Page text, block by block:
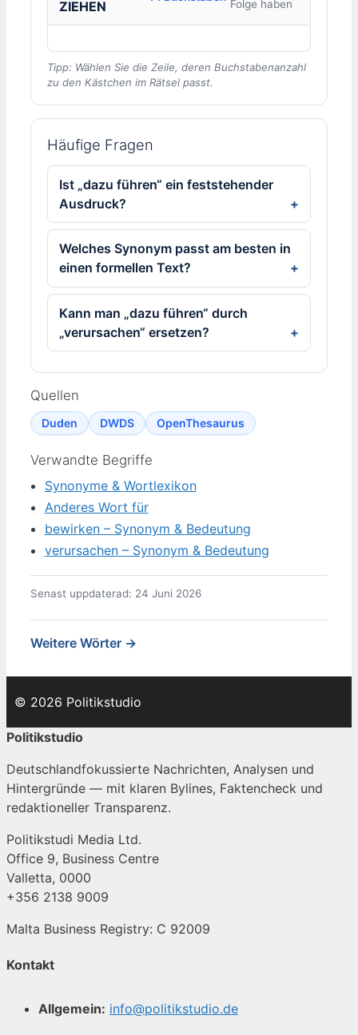
ZIEHEN Folge haben
Tipp: Wählen Sie die Zeile, deren Buchstabenanzahl
zu den Kästchen im Rätsel passt.
Häufige Fragen
Ist „dazu führen“ ein feststehender
Ausdruck?
Welches Synonym passt am besten in
einen formellen Text?
Kann man „dazu führen“ durch
„verursachen“ ersetzen?
Quellen
Duden DWDS OpenThesaurus
Verwandte Begriffe
Synonyme & Wortlexikon
Anderes Wort für
bewirken – Synonym & Bedeutung
verursachen – Synonym & Bedeutung
Senast uppdaterad: 24 Juni 2026
Weitere Wörter →
© 2026 Politikstudio
Politikstudio
Deutschlandfokussierte Nachrichten, Analysen und
Hintergründe — mit klaren Bylines, Faktencheck und
redaktioneller Transparenz.
Politikstudi Media Ltd.
Office 9, Business Centre
Valletta, 0000
+356 2138 9009
Malta Business Registry: C 92009
Kontakt
Allgemein: info@politikstudio.de